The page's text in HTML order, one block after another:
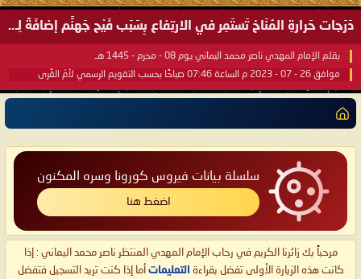
صَيْفُ سَقَرَ يَبدأُ في اجتياحِ شِتاءِ القُطبِ الشَّمالي كَما وعَدناكُم بالحقِّ لعَامِكم هذا (1445 هـ) ..
بقلم الإمام المهدي ناصر محمد اليماني يوم 18 - جمادى الآخرة - 1445 هـ
موافق 31 - 12 - 2023 م الساعة 07:44 صباحًا بحسب التقويم الرسمي لأمّ القُرى
سلسلة بيانات فيروس كورونا وسره المكنون
اضغط هنا
مرحباً بك زائرنا الكريم في رحاب الإمام المهدي المنتظر ناصر محمد اليماني : إذا
كانت هذه الزيارة الأولى تفضل بقراءة التعليمات أما إذا كنت تريد التسجيل فتفضل